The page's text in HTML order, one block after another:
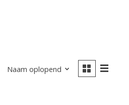
Naam oplopend